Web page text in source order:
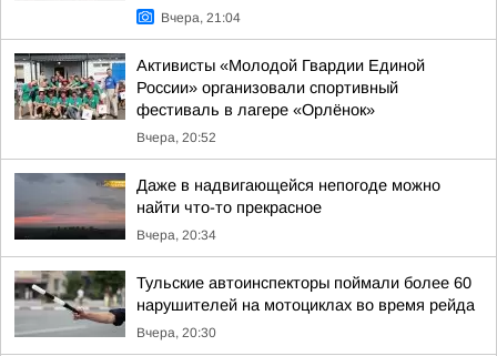
Вчера, 21:04
Активисты «Молодой Гвардии Единой
России» организовали спортивный
фестиваль в лагере «Орлёнок»
Вчера, 20:52
Даже в надвигающейся непогоде можно
найти что-то прекрасное
Вчера, 20:34
Тульские автоинспекторы поймали более 60
нарушителей на мотоциклах во время рейда
Вчера, 20:30